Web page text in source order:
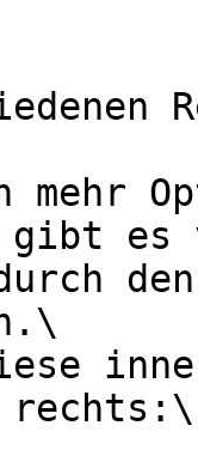
mehr
es